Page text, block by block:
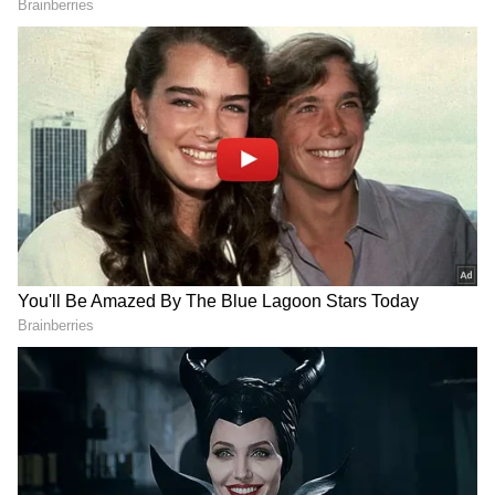
Image Credit :Gemini AI
1.ఈశాన్య మూల...
ఇంటికి ఈశాన్య మూల చాలా పవిత్రమైనదిగా పరిగణిస్తారు.
ఈ దిశలో లక్ష్మీదేవి, కుబేరుడు కొలువై ఉంటాడు అని
నమ్ముతారు. దాదాపు ప్రతి ఇంట్లో ఈ మూలలోనే పూజ గది
పెట్టుకుంటూ ఉంటారు. మీరు మీ ఇంట్లో ఈ దిశలో పూజ గది
కనుక నిర్మించకపోయి ఉంటే..ఆ మూలను ఖాళీగా
ఉంచడం మంచిది. ఇలా చేయడం వల్ల ఇంట్లో పాజిటివ్
ఎనర్జీ పెరుగుతుంది. లక్ష్మీ దేవి కూడా ఇంట్లోనే ఉంటుంది.
2.నైరుతి మూల...